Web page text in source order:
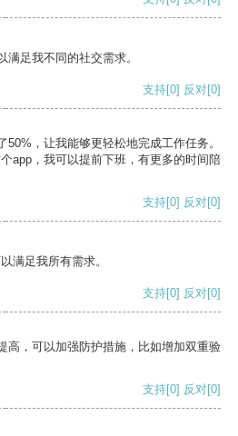
足我不同的社交需求。
支持[0] 反对[0]
，让我能够更轻松地完成工作任务。
app，我可以提前下班，有更多的时间陪
支持[0] 反对[0]
满足我所有需求。
支持[0] 反对[0]
高，可以加强防护措施，比如增加双重验
支持[0] 反对[0]